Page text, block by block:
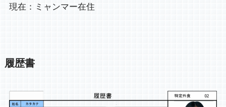
現在：ミャンマー在住
履歴書